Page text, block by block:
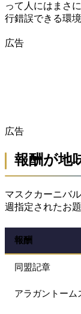
って人にはまさ
行錯誤できる環
広告
広告
報酬が地
マスクカーニバ
週指定されたお
報酬
同盟記章
アラガントーム